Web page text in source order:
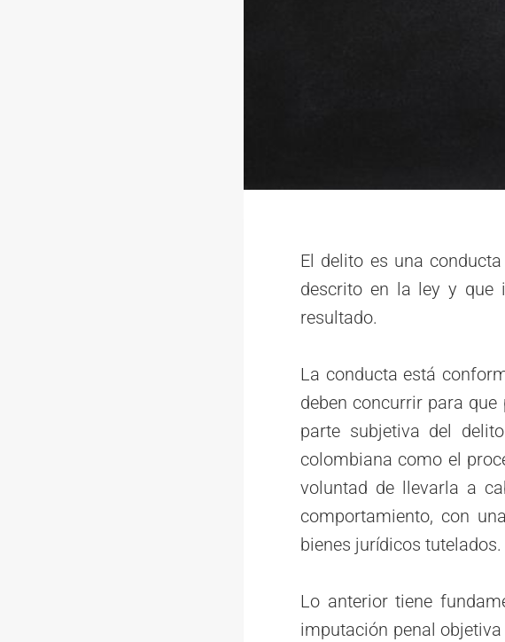
El delito es una
descrito en la ley y que
resultado.
La conducta está
deben concurrir para
parte subjetiva del
colombiana como el
voluntad de llevarla a
comportamiento, con
bienes jurídicos tutelados.
Lo anterior tiene
imputación penal